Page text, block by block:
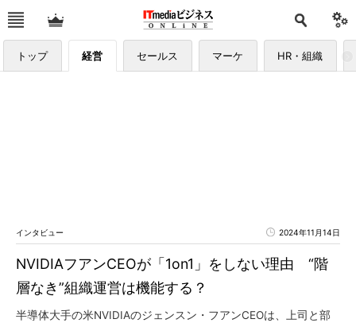
トップ 経営 セールス マーケ HR・組織
インタビュー 2024年11月14日
NVIDIAフアンCEOが「1on1」をしない理由 “階
層なき”組織運営は機能する？
半導体大手の米NVIDIAのジェンスン・フアンCEOは、上司と部